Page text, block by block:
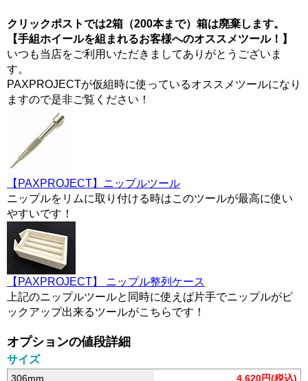
クリックポストでは2箱（200本まで）箱は廃棄します。
【手組ホイールを組まれるお客様へのオススメツール！】
いつも当店をご利用いただきましてありがとうございま
す。
PAXPROJECTが仮組時に使っているオススメツールになり
ますので是非ご覧ください！
【PAXPROJECT】ニップルツール
ニップルをリムに取り付ける時はこのツールが最高に使い
やすいです！
【PAXPROJECT】 ニップル整列ケース
上記のニップルツールと同時に使えば片手でニップルがピ
ックアップ出来るツールがこちらです！
オプションの値段詳細
サイズ
306mm 4,620円(税込)